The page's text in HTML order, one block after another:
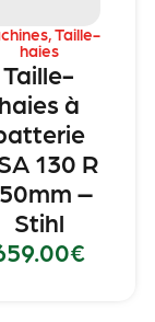
,Taille-
haies
Taille-
haies à
130 R
–
Stihl
€